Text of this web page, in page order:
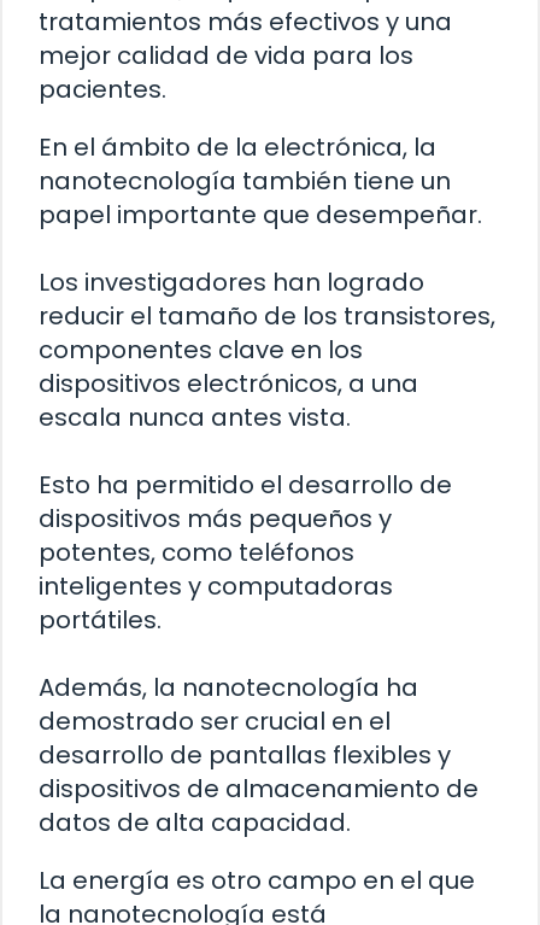
tratamientos más efectivos y una
mejor calidad de vida para los
pacientes.
En el ámbito de la electrónica, la
nanotecnología también tiene un
papel importante que desempeñar.
Los investigadores han logrado
reducir el tamaño de los transistores,
componentes clave en los
dispositivos electrónicos, a una
escala nunca antes vista.
Esto ha permitido el desarrollo de
dispositivos más pequeños y
potentes, como teléfonos
inteligentes y computadoras
portátiles.
Además, la nanotecnología ha
demostrado ser crucial en el
desarrollo de pantallas flexibles y
dispositivos de almacenamiento de
datos de alta capacidad.
La energía es otro campo en el que
la nanotecnología está